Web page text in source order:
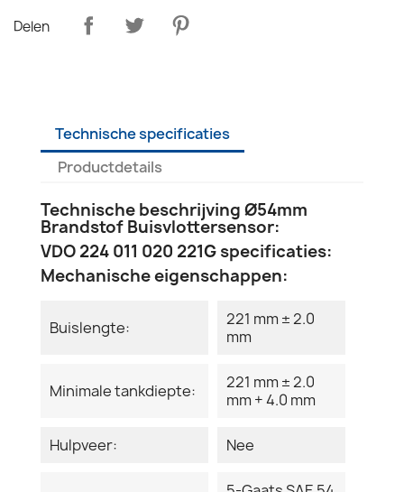
Delen
Technische specificaties
Productdetails
Technische beschrijving Ø54mm
Brandstof Buisvlottersensor:
VDO 224 011 020 221G specificaties:
Mechanische eigenschappen:
Buislengte:
221 mm ± 2.0
mm
Minimale tankdiepte:
221 mm ± 2.0
mm + 4.0 mm
Hulpveer: Nee